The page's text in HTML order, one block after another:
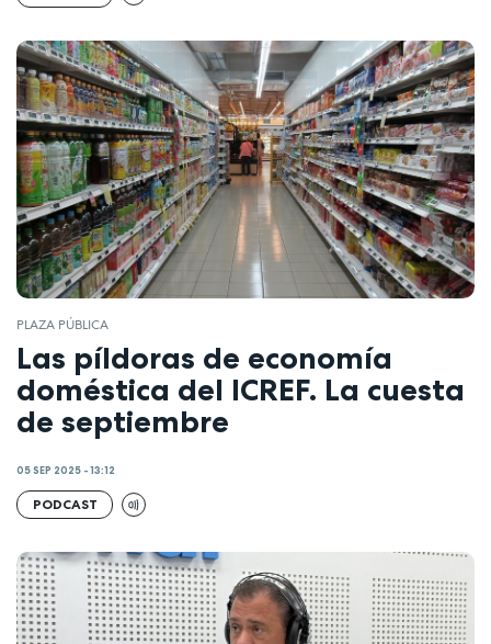
PLAZA PÚBLICA
Las píldoras de economía
doméstica del ICREF. La cuesta
de septiembre
05 SEP 2025 - 13:12
PODCAST